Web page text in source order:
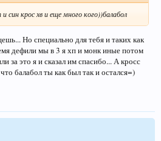
син крос хв и еще много кого))балабол
Но специально для тебя и таких как
дефили мы в 3 я хп и монк иные потом
за это я и сказал им спасибо... А кросс
балабол ты как был так и остался=)